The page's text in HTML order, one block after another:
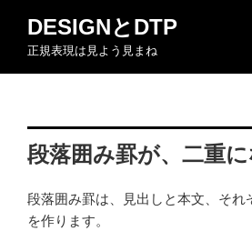
ン
DESIGNとDTP
正規表現は見よう見まね
段落囲み罫が、二重
段落囲み罫は、見出しと本文、それ
を作ります。